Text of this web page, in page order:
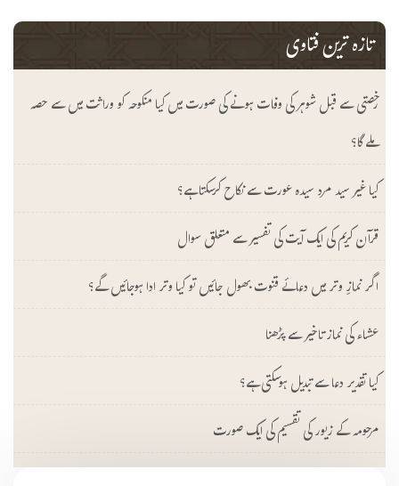
تازہ ترین فتاوی
رخصتی سے قبل شوہر کی وفات ہونے کی صورت میں کیا منکوحہ کو وراثت میں سے حصہ
ملے گا؟
کیا غیر سید مرد سیدہ عورت سے نکاح کرسکتا ہے؟
قرآن کریم کی ایک آیت کی تفسیر سے متعلق سوال
اگر نمازِ وتر میں دعائے قنوت بھول جائیں تو کیا وتر ادا ہوجائیں گے؟
عشاء کی نماز تاخیر سے پڑھنا
کیا تقدیر دعا سے تبدیل ہوسکتی ہے؟
مرحومہ کے زیور کی تقسیم کی ایک صورت